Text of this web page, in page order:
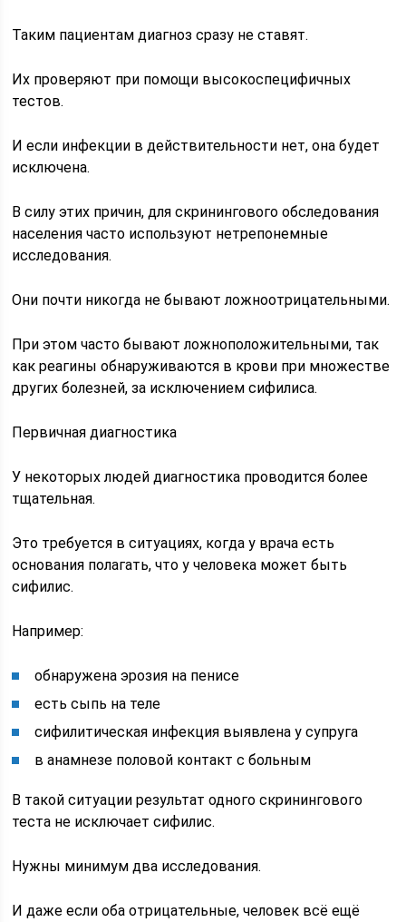
Таким пациентам диагноз сразу не ставят.
Их проверяют при помощи высокоспецифичных
тестов.
И если инфекции в действительности нет, она будет
исключена.
В силу этих причин, для скринингового обследования
населения часто используют нетрепонемные
исследования.
Они почти никогда не бывают ложноотрицательными.
При этом часто бывают ложноположительными, так
как реагины обнаруживаются в крови при множестве
других болезней, за исключением сифилиса.
Первичная диагностика
У некоторых людей диагностика проводится более
тщательная.
Это требуется в ситуациях, когда у врача есть
основания полагать, что у человека может быть
сифилис.
Например:
обнаружена эрозия на пенисе
есть сыпь на теле
сифилитическая инфекция выявлена у супруга
в анамнезе половой контакт с больным
В такой ситуации результат одного скринингового
теста не исключает сифилис.
Нужны минимум два исследования.
И даже если оба отрицательные, человек всё ещё